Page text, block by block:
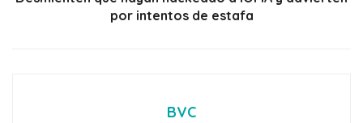
por intentos de estafa
BVC